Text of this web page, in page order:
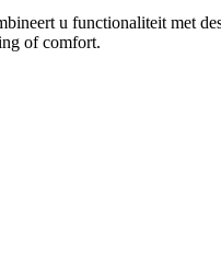
u functionaliteit met
of comfort.